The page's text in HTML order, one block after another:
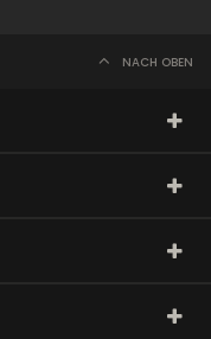
NACH OBEN